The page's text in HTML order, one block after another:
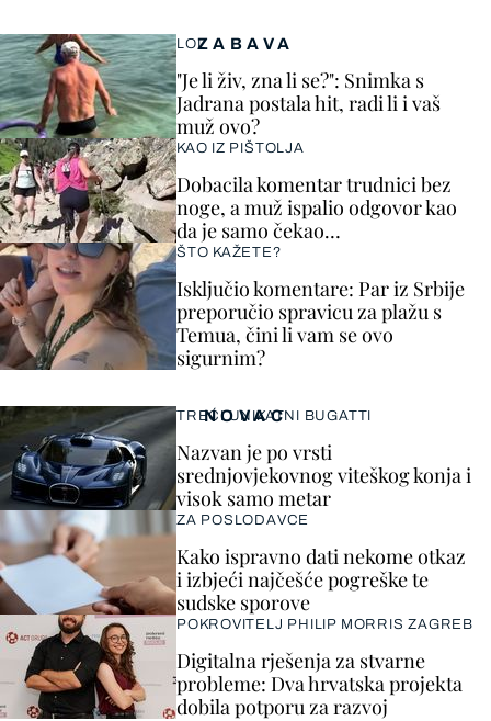
ZABAVA
LOL
"Je li živ, zna li se?": Snimka s
Jadrana postala hit, radi li i vaš
muž ovo?
KAO IZ PIŠTOLJA
Dobacila komentar trudnici bez
noge, a muž ispalio odgovor kao
da je samo čekao…
ŠTO KAŽETE?
Isključio komentare: Par iz Srbije
preporučio spravicu za plažu s
Temua, čini li vam se ovo
sigurnim?
NOVAC
TREĆI UNIKATNI BUGATTI
Nazvan je po vrsti
srednjovjekovnog viteškog konja i
visok samo metar
ZA POSLODAVCE
Kako ispravno dati nekome otkaz
i izbjeći najčešće pogreške te
sudske sporove
POKROVITELJ PHILIP MORRIS ZAGREB
Digitalna rješenja za stvarne
probleme: Dva hrvatska projekta
dobila potporu za razvoj